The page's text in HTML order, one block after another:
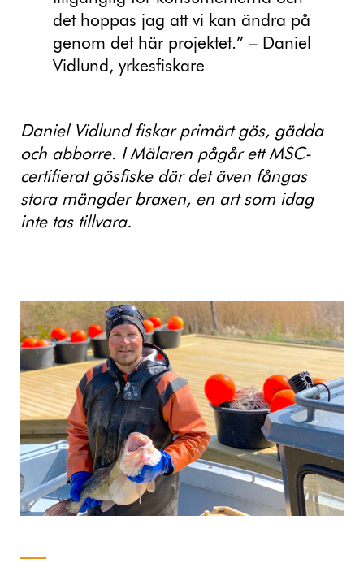
det hoppas jag att vi kan ändra på
genom det här projektet.” – Daniel
Vidlund, yrkesfiskare
Daniel Vidlund fiskar primärt gös, gädda
och abborre. I Mälaren pågår ett MSC-
certifierat gösfiske där det även fångas
stora mängder braxen, en art som idag
inte tas tillvara.